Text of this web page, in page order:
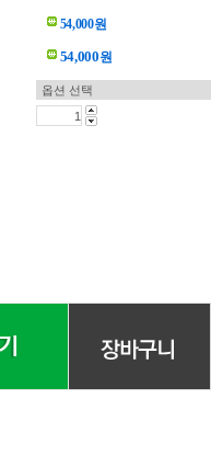
54,000원
54,000원